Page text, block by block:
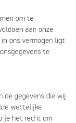
om te
aan onze
ons vermogen ligt
te
de gegevens die wij
wettelijke
je het recht om